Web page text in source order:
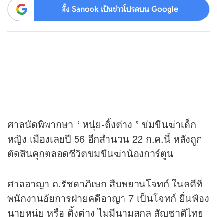
ตั้ง Sanook เป็นข่าวโปรดบน Google
ศาลนัดพิพากษา “ หนุ่ย-ติ้งต่าง ” ข่มขืนฆ่าเด็ก
หญิง เมืองเลยปี 56 อีกสำนวน 22 ก.ค.นี้ หลังถูก
ตัดสินคุกตลอดชีวิตข่มขืนฆ่าน้องการ์ตูน
ศาลอาญา ถ.รัชดาภิเษก สืบพยานโจทก์ ในคดีที่
พนักงานอัยการฝ่ายคดีอาญา 7 เป็นโจทก์ ยื่นฟ้อง
นายหนุ่ย หรือ ติ้งต่าง ไม่มีนามสกุล สัญชาติไทย